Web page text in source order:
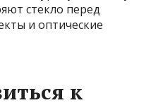
стекло перед
и оптические
к